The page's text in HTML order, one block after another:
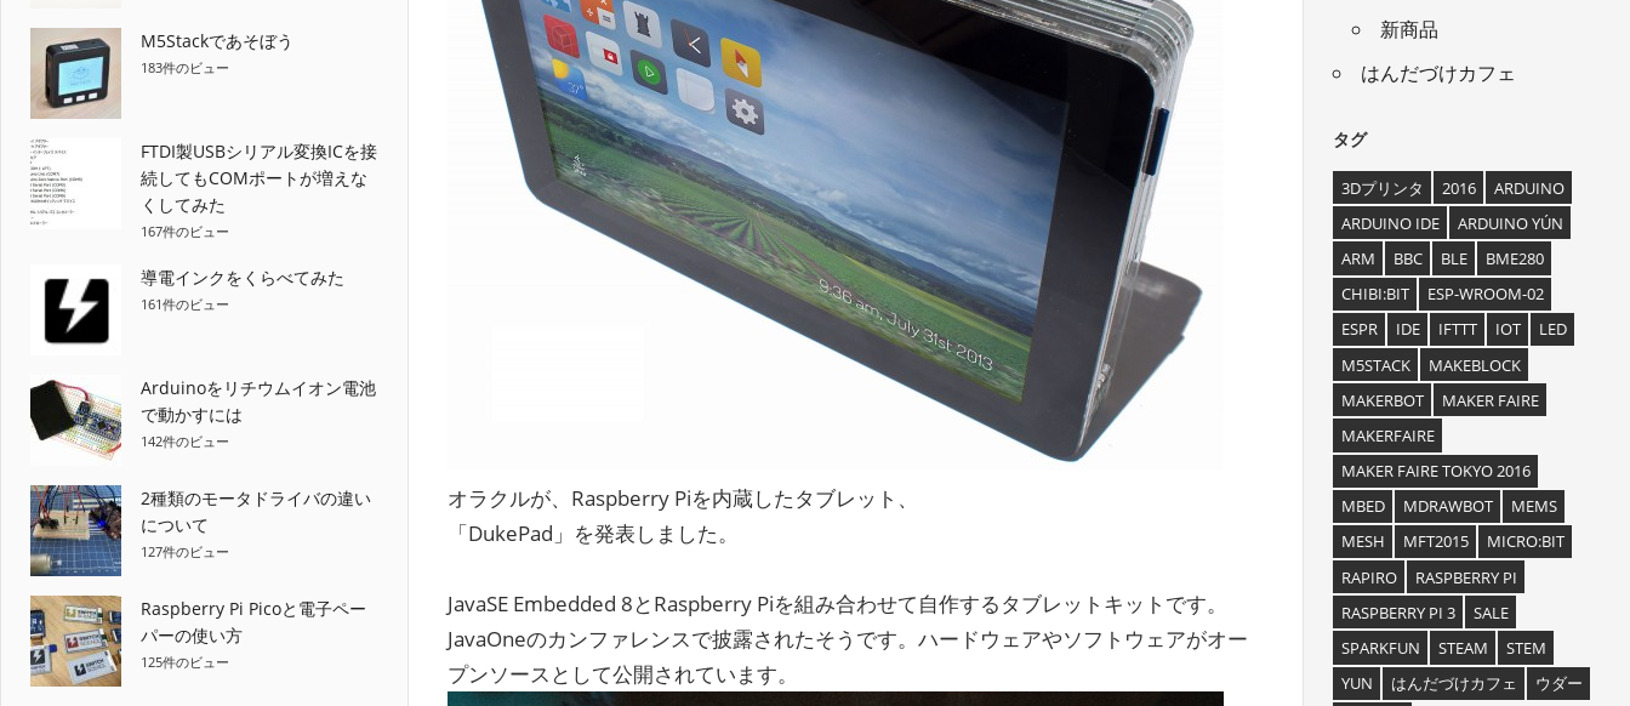
ガ
ジ
ン
オラクルが、Raspberry Piを内蔵したタブレット、
「DukePad」を発表しました。
JavaSE Embedded 8とRaspberry Piを組み合わせて自作するタブレットキットです。
JavaOneのカンファレンスで披露されたそうです。ハードウェアやソフトウェアがオー
プンソースとして公開されています。
M5Stackであそぼう
183件のビュー
FTDI製USBシリアル変換ICを接
続してもCOMポートが増えな
くしてみた
167件のビュー
導電インクをくらべてみた
161件のビュー
Arduinoをリチウムイオン電池
で動かすには
142件のビュー
2種類のモータドライバの違い
について
127件のビュー
Raspberry Pi Picoと電子ペー
パーの使い方
125件のビュー
新商品
はんだづけカフェ
タグ
3Dプリンタ 2016
ARDUINO
ARDUINO IDE
ARDUINO YÚN
ARM
BBC BLE
BME280
CHIBI:BIT
ESP-WROOM-02
ESPR
IDE IFTTT IOT
LED
M5STACK
MAKEBLOCK
MAKERBOT
MAKER FAIRE
MAKERFAIRE
MAKER FAIRE TOKYO 2016
MBED
MDRAWBOT
MEMS
MESH
MFT2015
MICRO:BIT
RAPIRO
RASPBERRY PI
RASPBERRY PI 3
SALE
SPARKFUN
STEAM
STEM
YUN
はんだづけカフェ
ウダー